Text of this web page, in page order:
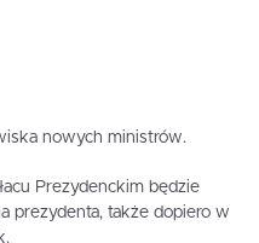
nowych ministrów.
Prezydenckim będzie
prezydenta, także dopiero w